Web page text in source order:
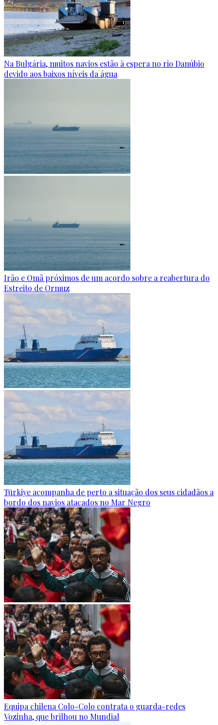
Na Bulgária, muitos navios estão à espera no rio Danúbio
devido aos baixos níveis da água
Irão e Omã próximos de um acordo sobre a reabertura do
Estreito de Ormuz
Türkiye acompanha de perto a situação dos seus cidadãos a
bordo dos navios atacados no Mar Negro
Equipa chilena Colo-Colo contrata o guarda-redes
Vozinha, que brilhou no Mundial